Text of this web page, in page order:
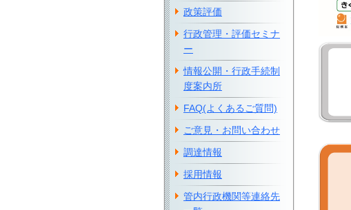
政策評価
行政管理・評価セミナ
ー
情報公開・行政手続制
度案内所
FAQ(よくあるご質問)
ご意見・お問い合わせ
調達情報
採用情報
管内行政機関等連絡先